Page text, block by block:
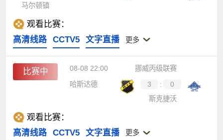
马尔顿镇
观看比赛：
高清线路
CCTV5 文字直播 更多
比赛中 08-08 22:00
挪威丙级联赛
哈斯达德
3 :
0
斯克捷沃
观看比赛：
高清线路
CCTV5 文字直播 更多